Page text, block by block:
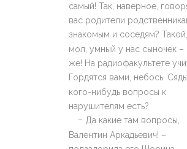
самый! Так, наверное,
вас родители
знакомым и соседям? Такой,
мол, умный у нас сыночек –
же! На радиофакультете
Гордятся вами, небось.
кого-нибудь вопросы к
нарушителям есть?
– Да какие там вопросы,
Валентин Аркадьевич! –